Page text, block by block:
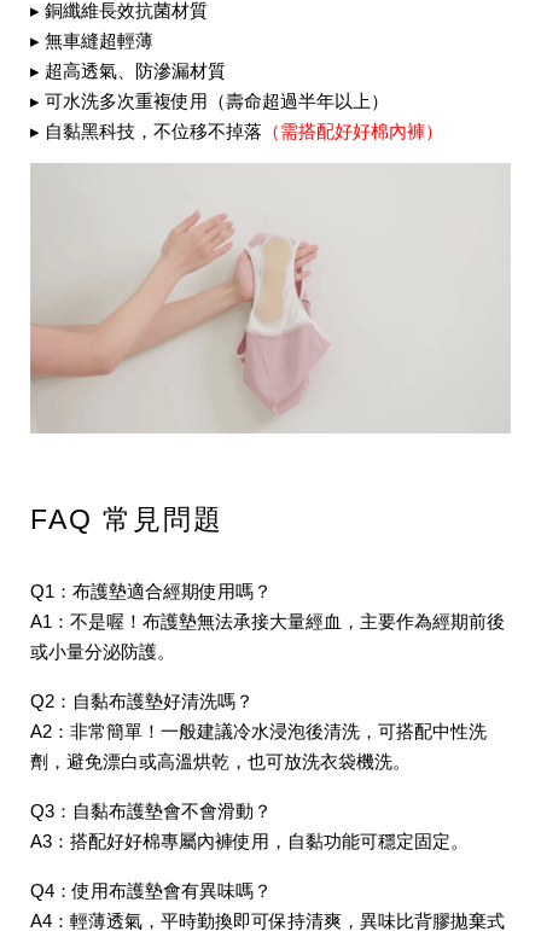
▸ 銅纖維長效抗菌材質
▸ 無車縫超輕薄
▸ 超高透氣、防滲漏材質
▸ 可水洗多次重複使用（壽命超過半年以上）
▸ 自黏黑科技，不位移不掉落 （需搭配好好棉內褲）
FAQ 常見問題
Q1：布護墊適合經期使用嗎？
A1：不是喔！布護墊無法承接大量經血，主要作為經期前後
或小量分泌防護。
Q2：自黏布護墊好清洗嗎？
A2：非常簡單！一般建議冷水浸泡後清洗，可搭配中性洗
劑，避免漂白或高溫烘乾，也可放洗衣袋機洗。
Q3：自黏布護墊會不會滑動？
A3：搭配好好棉專屬內褲使用，自黏功能可穩定固定。
Q4：使用布護墊會有異味嗎？
A4：輕薄透氣，平時勤換即可保持清爽，異味比背膠拋棄式